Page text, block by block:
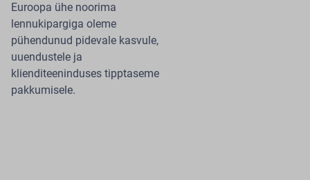
Euroopa ühe noorima
lennukipargiga oleme
pühendunud pidevale kasvule,
uuendustele ja
klienditeeninduses tipptaseme
pakkumisele.